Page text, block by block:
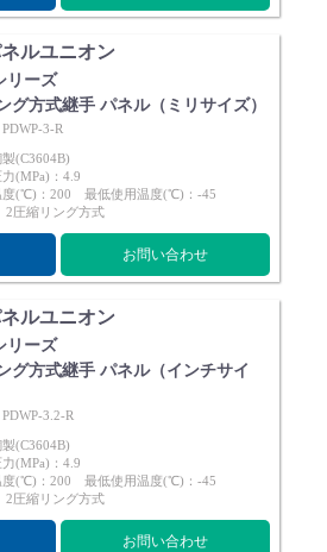
ルユニオン
リーズ
グ方式継手 パネル（ミリサイズ）
3-R
(C3604B)
(MPa)：4.9
度(℃)：200 最低使用温度(℃)：-45
2圧縮リング方式
お問い合わせ
ルユニオン
リーズ
グ方式継手 パネル（インチサイ
3.2-R
(C3604B)
(MPa)：4.9
度(℃)：200 最低使用温度(℃)：-45
2圧縮リング方式
お問い合わせ